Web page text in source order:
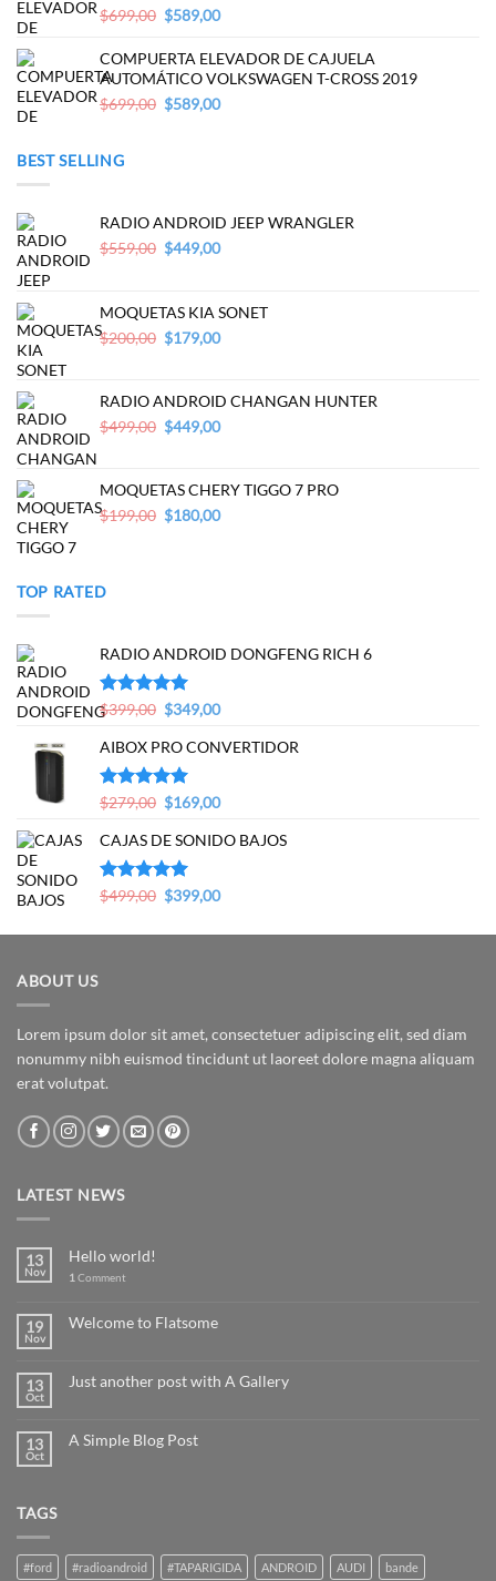
$699,00 Original
was:
$699,00.
$589,00Current
is:
$589,00.
COMPUERTA ELEVADOR DE CAJUELA
AUTOMÁTICO VOLKSWAGEN T-CROSS 2019
$699,00 Original
$589,00Current
BEST SELLING
RADIO ANDROID JEEP WRANGLER
$559,00 Original
$559,00.
$449,00Current
$449,00.
MOQUETAS KIA SONET
$200,00 Original
$200,00.
$179,00Current
$179,00.
RADIO ANDROID CHANGAN HUNTER
$499,00 Original
$499,00.
$449,00Current
$449,00.
MOQUETAS CHERY TIGGO 7 PRO
$199,00 Original
$180,00Current
TOP RATED
RADIO ANDROID DONGFENG RICH 6
Valorado en
$399,00 Original
was:
$399,00.
$349,00Current
is:
AIBOX PRO CONVERTIDOR
Valorado en
$279,00 Original
was:
$279,00.
$169,00Current
is:
CAJAS DE SONIDO BAJOS
Valorado en
$499,00 Original
was:
$399,00Current
is:
ABOUT US
Lorem ipsum dolor sit amet, consectetuer adipiscing elit, sed diam
nonummy nibh euismod tincidunt ut laoreet dolore magna aliquam
erat volutpat.
LATEST NEWS
13
Nov
Hello world!
1 Comment
19
Nov
Welcome to Flatsome
13
Oct
Just another post with A Gallery
13
Oct
A Simple Blog Post
TAGS
#ford #radioandroid #TAPARIGIDA ANDROID AUDI bande